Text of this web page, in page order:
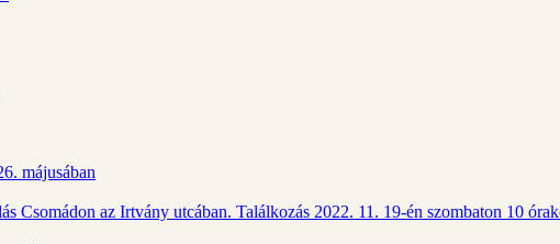
májusában
Csomádon az Irtvány utcában. Találkozás 2022. 11. 19-én szombaton 10